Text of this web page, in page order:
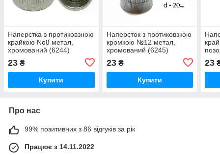
Наперстка з протиковзною
крайкою No8 метал,
хромований (6244)
23 ₴
Купити
Наперсток з протиковзкою
кромкою №12 метал,
хромований (6245)
23₴
Купити
23
Про нас
99% позитивних з 86 відгуків за рік
Працює з 14.11.2022